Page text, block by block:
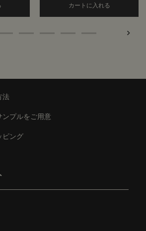
Add the アンドラム アロマティック ハンド
カートに入れる
法
ンプルをご用意
ピング